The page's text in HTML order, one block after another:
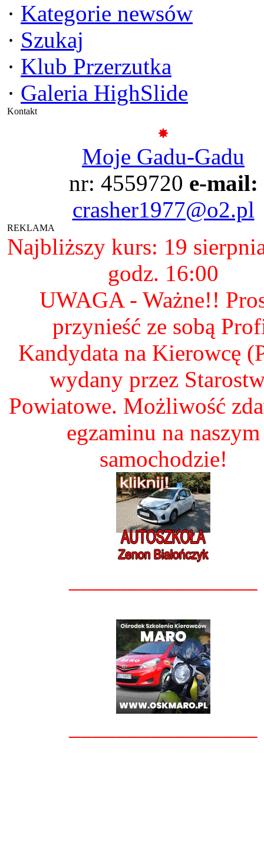
· Kategorie newsów
· Szukaj
· Klub Przerzutka
· Galeria HighSlide
Kontakt
Moje Gadu-Gadu
nr: 4559720 e-mail:
crasher1977@o2.pl
REKLAMA
Najbliższy kurs: 19
godz. 16:00
UWAGA - Ważne!!
przynieść ze sobą
Kandydata na Kierowcę
wydany przez
Powiatowe. Możliwość
egzaminu na naszym
samochodzie!